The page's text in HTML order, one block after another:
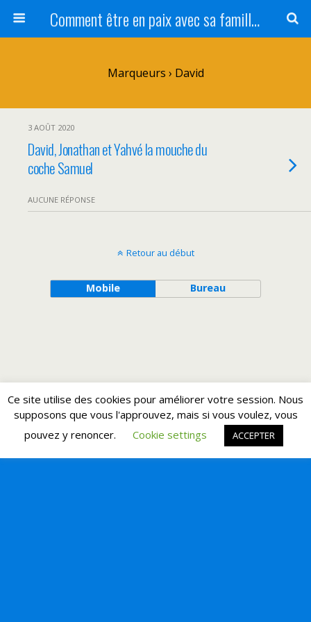
Comment être en paix avec sa famille ?
Marqueurs › David
3 AOÛT 2020
David, Jonathan et Yahvé la mouche du
coche Samuel
AUCUNE RÉPONSE
Retour au début
Mobile Bureau
Ce site utilise des cookies pour améliorer votre session. Nous
supposons que vous l'approuvez, mais si vous voulez, vous
pouvez y renoncer.
Cookie settings ACCEPTER